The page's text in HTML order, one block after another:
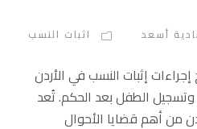
أسعد
اثبات النسب
إثبات النسب في الأردن
وتسجيل الطفل بعد الحكم. تُعد
من أهم قضايا الأحوال